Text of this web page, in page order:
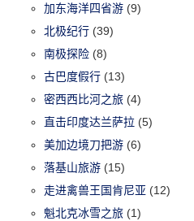
加东海洋四省游 (9)
北极纪行 (39)
南极探险 (8)
古巴度假行 (13)
密西西比河之旅 (4)
直击印度达兰萨拉 (5)
美加边境刀把游 (6)
落基山旅游 (15)
走进禽兽王国肯尼亚 (12)
魁北克冰雪之旅 (1)